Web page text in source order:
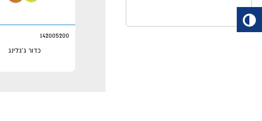
142005200
כדור ג'גלינג